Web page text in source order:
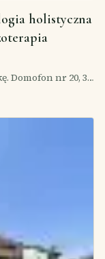
holistyczna
Domofon nr 20, 3